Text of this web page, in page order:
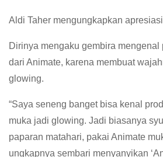
Aldi Taher mengungkapkan
Dirinya mengaku gembira mengenal
dari Animate, karena membuat
glowing.
“Saya seneng banget bisa kenal
muka jadi glowing. Jadi biasanya
paparan matahari, pakai Animate
ungkapnya sembari menyanyikan